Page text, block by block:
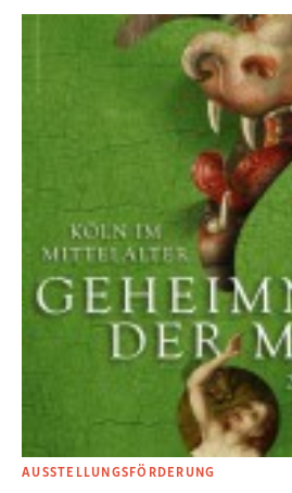
AUSSTELLUNGSFÖRDERUNG